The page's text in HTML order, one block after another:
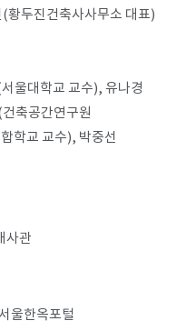
(황두진건축사사무소 대표)
서울대학교 교수), 유나경
건축공간연구원
학교 교수), 박중선
사관
울한옥포털